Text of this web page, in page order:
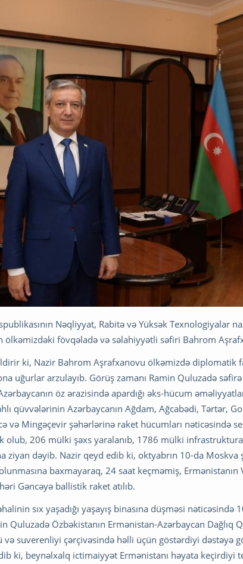
Nəqliyyat, Rabitə və Yüksək Texnologiyalar
ölkəmizdəki fövqəladə və səlahiyyətli səfiri Bahrom
ki, Nazir Bahrom Aşrafxanovu ölkəmizdə diplomatik
uğurlar arzulayıb. Görüş zamanı Ramin Quluzadə
öz ərazisində apardığı əks-hücum
qüvvələrinin Azərbaycanın Ağdam, Ağcabədi, Tərtər,
və Mingəçevir şəhərlərinə raket hücumları nəticəsində
olub, 206 mülki şəxs yaralanıb, 1786 mülki
ziyan dəyib. Nazir qeyd edib ki, oktyabrın 10-da Moskva
baxmayaraq, 24 saat keçməmiş, Ermənistanın
Gəncəyə ballistik raket atılıb.
sıx yaşadığı yaşayış binasına düşməsi
Quluzadə Özbəkistanın Ermənistan-Azərbaycan Dağlıq
və suverenliyi çərçivəsində həlli üçün göstərdiyi dəstəyə
ki, beynəlxalq ictimaiyyət Ermənistanı həyata keçirdiyi